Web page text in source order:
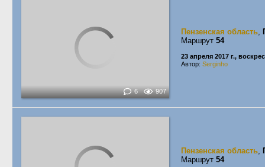
6 907
Пензенская область,
Маршрут 54
23 апреля 2017 г.,
Автор: Serginho
Пензенская область,
Маршрут 54